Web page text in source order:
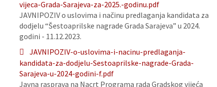
vijeca-Grada-Sarajeva-za-2025.-godinu.pdf
JAVNIPOZIV o uslovima i načinu predlaganja kandidata za
dodjelu “Šestoaprilske nagrade Grada Sarajeva” u 2024.
godini - 11.12.2023.
JAVNIPOZIV-o-uslovima-i-nacinu-predlaganja-
kandidata-za-dodjelu-Sestoaprilske-nagrade-Grada-
Sarajeva-u-2024-godini-f.pdf
Javna rasprava na Nacrt Programa rada Gradskog vijeća